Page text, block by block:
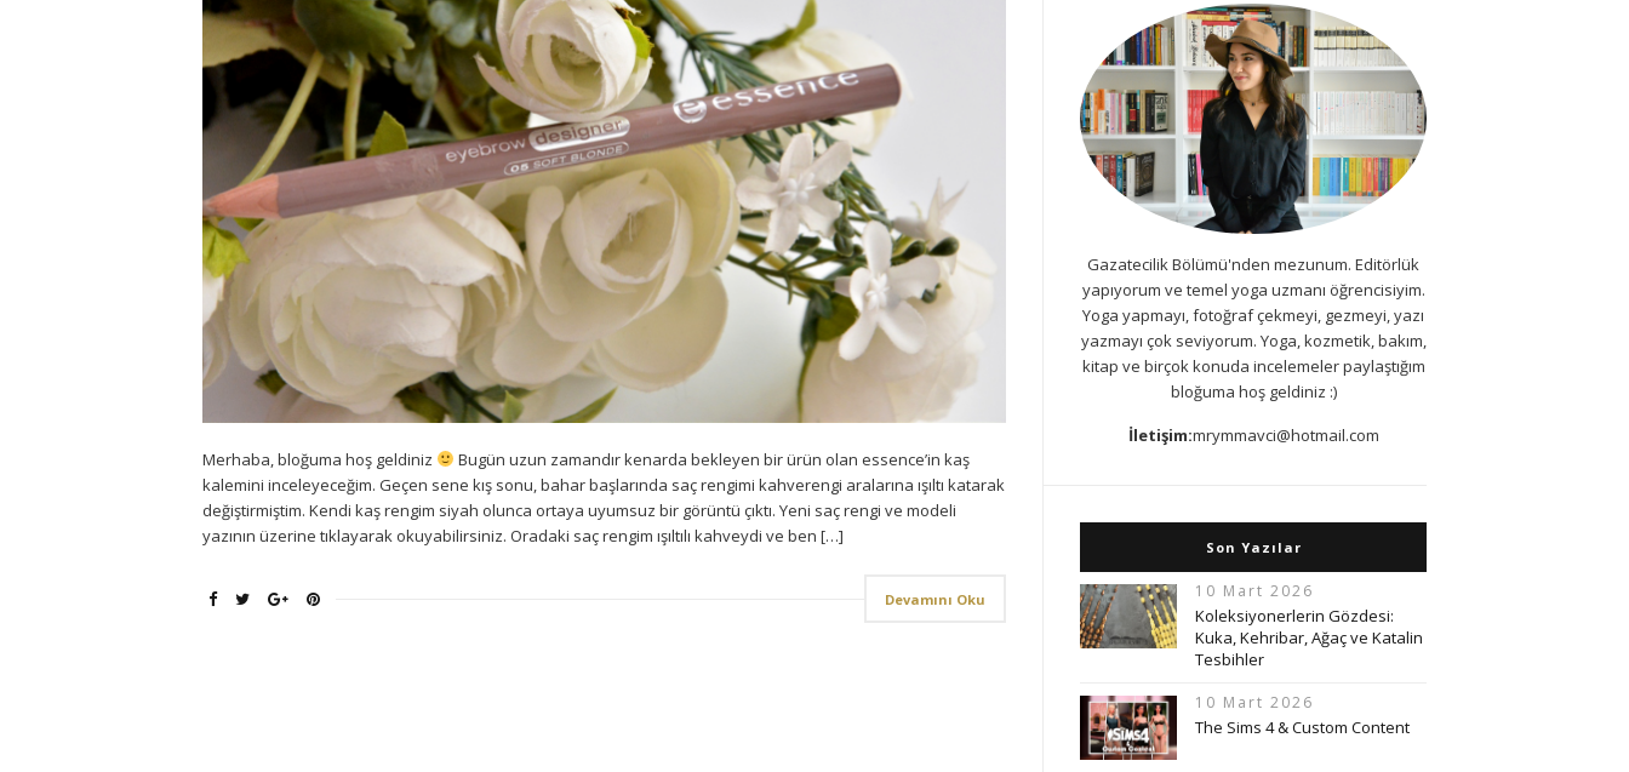
Merhaba, bloğuma hoş geldiniz
Bugün uzun zamandır kenarda bekleyen bir ürün olan essence’in kaş
kalemini inceleyeceğim. Geçen sene kış sonu, bahar başlarında saç rengimi kahverengi aralarına ışıltı katarak
değiştirmiştim. Kendi kaş rengim siyah olunca ortaya uyumsuz bir görüntü çıktı. Yeni saç rengi ve modeli
yazının üzerine tıklayarak okuyabilirsiniz. Oradaki saç rengim ışıltılı kahveydi ve ben […]
Devamını Oku
Gazatecilik Bölümü'nden mezunum. Editörlük
yapıyorum ve temel yoga uzmanı öğrencisiyim.
Yoga yapmayı, fotoğraf çekmeyi, gezmeyi, yazı
yazmayı çok seviyorum. Yoga, kozmetik, bakım,
kitap ve birçok konuda incelemeler paylaştığım
bloğuma hoş geldiniz :)
İletişim:mrymmavci@hotmail.com
Son Yazılar
10 Mart 2026
Koleksiyonerlerin Gözdesi:
Kuka, Kehribar, Ağaç ve Katalin
Tesbihler
10 Mart 2026
The Sims 4 & Custom Content